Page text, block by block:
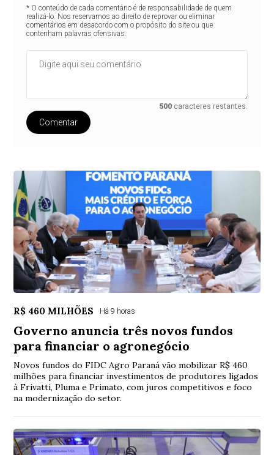
* O conteúdo de cada comentário é de responsabilidade de quem
realizá-lo. Nos reservamos ao direito de reprovar ou eliminar
comentários em desacordo com o propósito do site ou que
contenham palavras ofensivas.
500 caracteres restantes.
Comentar
R$ 460 MILHÕES Há 9 horas
Governo anuncia três novos fundos
para financiar o agronegócio
Novos fundos do FIDC Agro Paraná vão mobilizar R$ 460
milhões para financiar investimentos de produtores ligados
à Frivatti, Pluma e Primato, com juros competitivos e foco
na modernização do setor.